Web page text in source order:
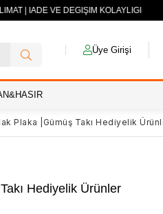
| İADE VE DEĞİŞİM KOLAYLIĞI
Üye Girişi
Plaka |Gümüş Takı Hediyelik
Hediyelik Ürünler